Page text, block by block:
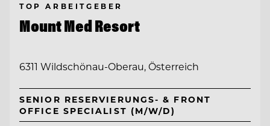
TOP ARBEITGEBER
Mount Med Resort
6311 Wildschönau-Oberau, Österreich
SENIOR RESERVIERUNGS- & FRONT
OFFICE SPECIALIST (M/W/D)